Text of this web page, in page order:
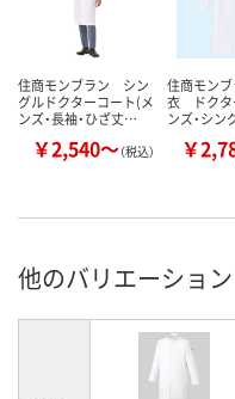
住商モンブラン シン
グルドクターコート(メ
ンズ・長袖・ひざ丈…
￥2,540～（税込）
住商モン
衣 ドクタ
ンズ・シン
￥
他のバリエーション